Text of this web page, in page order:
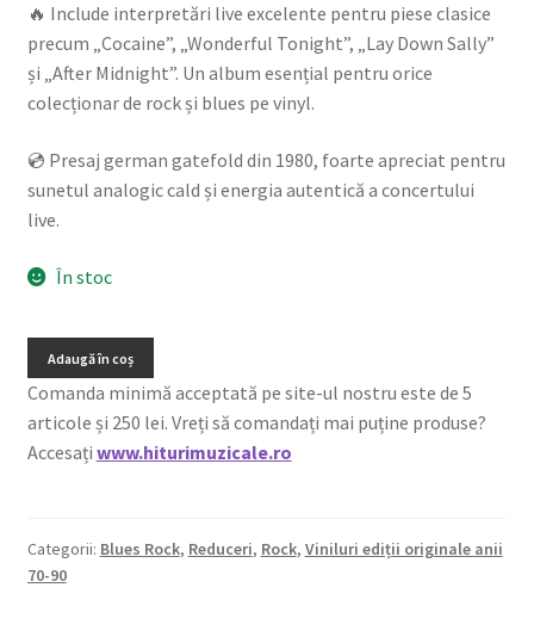
🔥 Include interpretări live excelente pentru piese clasice
precum „Cocaine”, „Wonderful Tonight”, „Lay Down Sally”
și „After Midnight”. Un album esențial pentru orice
colecționar de rock și blues pe vinyl.
💿 Presaj german gatefold din 1980, foarte apreciat pentru
sunetul analogic cald și energia autentică a concertului
live.
În stoc
Adaugă în coș
Comanda minimă acceptată pe site-ul nostru este de 5
articole și 250 lei. Vreți să comandați mai puține produse?
Accesați www.hiturimuzicale.ro
Categorii: Blues Rock, Reduceri, Rock, Viniluri ediții originale anii
70-90